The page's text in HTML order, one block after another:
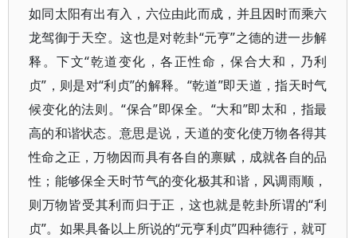
如同太阳有出有入，六位由此而成，并且因时而乘六
龙驾御于天空。这也是对乾卦“元亨”之德的进一步解
释。下文“乾道变化，各正性命，保合大和，乃利
贞”，则是对“利贞”的解释。“乾道”即天道，指天时气
候变化的法则。“保合”即保全。“大和”即太和，指最
高的和谐状态。意思是说，天道的变化使万物各得其
性命之正，万物因而具有各自的禀赋，成就各自的品
性；能够保全天时节气的变化极其和谐，风调雨顺，
则万物皆受其利而归于正，这也就是乾卦所谓的“利
贞”。如果具备以上所说的“元亨利贞”四种德行，就可